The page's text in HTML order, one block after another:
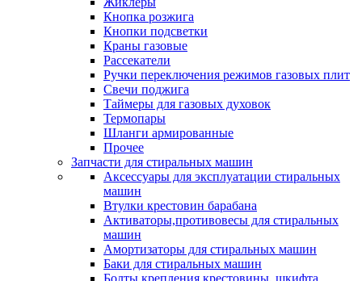
Кнопка розжига
Кнопки подсветки
Краны газовые
Рассекатели
Ручки переключения режимов газовых плит
Свечи поджига
Таймеры для газовых духовок
Термопары
Шланги армированные
Прочее
Запчасти для стиральных машин
Аксессуары для эксплуатации стиральных
машин
Втулки крестовин барабана
Активаторы,противовесы для стиральных
машин
Амортизаторы для стиральных машин
Баки для стиральных машин
Болты крепления крестовины, шкифта